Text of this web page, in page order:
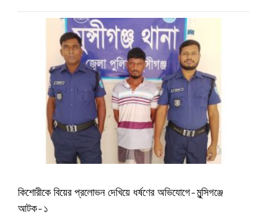
কিশোরীকে বিয়ের প্রলোভন দেখিয়ে ধর্ষণের অভিযোগে-মুন্সিগঞ্জে
আটক-১